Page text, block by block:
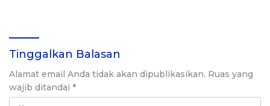
Tinggalkan Balasan
Alamat email Anda tidak akan dipublikasikan. Ruas yang
wajib ditandai *